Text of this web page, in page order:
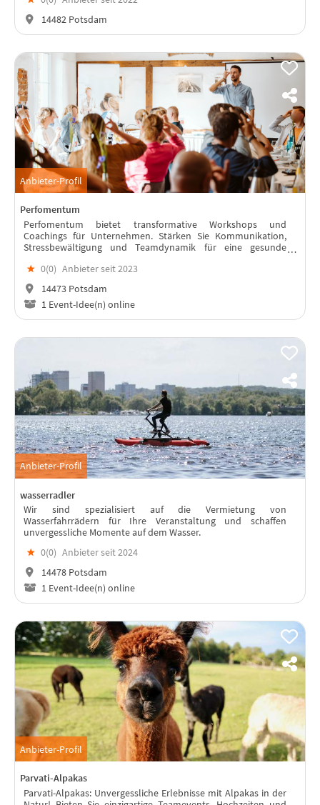
14482 Potsdam
Anbieter-Profil
Perfomentum
Perfomentum bietet transformative Workshops und
Coachings für Unternehmen. Stärken Sie Kommunikation,
Stressbewältigung und Teamdynamik für eine gesunde
★ 0(0) Anbieter seit 2023
14473 Potsdam
1 Event-Idee(n) online
Anbieter-Profil
wasserradler
Wir sind spezialisiert auf die Vermietung von
Wasserfahrrädern für Ihre Veranstaltung und schaffen
unvergessliche Momente auf dem Wasser.
★ 0(0) Anbieter seit 2024
14478 Potsdam
1 Event-Idee(n) online
Anbieter-Profil
Parvati-Alpakas
Parvati-Alpakas: Unvergessliche Erlebnisse mit Alpakas in der